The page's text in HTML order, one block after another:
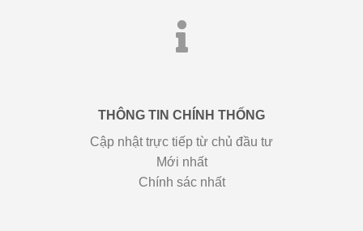
THÔNG TIN CHÍNH THỐNG
Cập nhật trực tiếp từ chủ đầu tư
Mới nhất
Chính sác nhất